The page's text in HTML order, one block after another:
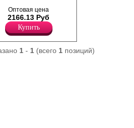
шелка,
на поясе, со
боковыми карманами.
Оптовая цена
2166.13 Руб
Купить
1- 1(всего 1позиций)